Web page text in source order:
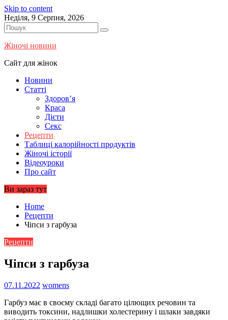
Skip to content
Неділя, 9 Серпня, 2026
Жіночі новини
Сайт для жінок
Новини
Статті
Здоров’я
Краса
Дієти
Секс
Рецепти
Таблиці калорійності продуктів
Жіночі історії
Відеоуроки
Про сайт
Ви зараз тут
Home
Рецепти
Чіпси з гарбуза
Рецепти
Чіпси з гарбуза
07.11.2022 womens
Гарбуз має в своєму складі багато цілющих речовин та
виводить токсини, надлишки холестерину і шлаки завдяки